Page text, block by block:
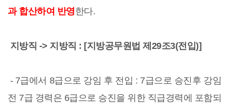
과 합산하여 반영한다.
지방직 -> 지방직 : [지방공무원법 제29조3(전입)]
- 7급에서 8급으로 강임 후 전입 : 7급으로 승진후 강임
전 7급 경력은 6급으로 승진을 위한 직급경력에 포함되